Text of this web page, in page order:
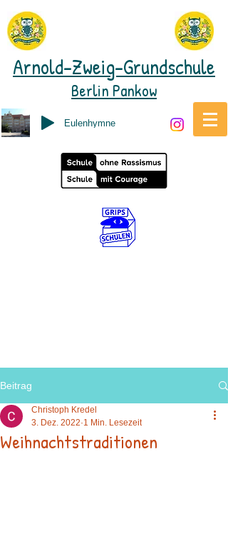
Arnold-Zweig-Grundschule
Berlin Pankow
Eulenhymne
Beitrag
Weihnachtstraditionen
Christoph Kredel
3. Dez. 2022 1 Min. Lesezeit